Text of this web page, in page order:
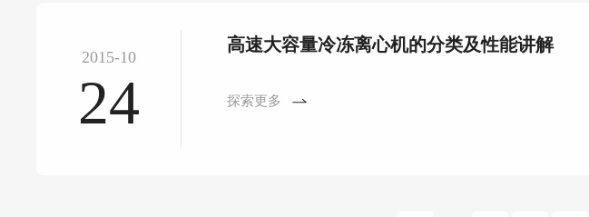
2015-10
24
高速大容量冷冻离心机的分类及性能讲解
探索更多